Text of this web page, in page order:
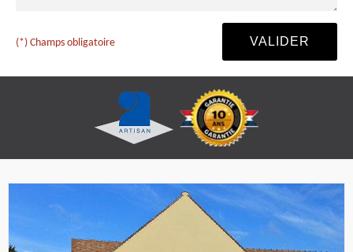
(*) Champs obligatoire